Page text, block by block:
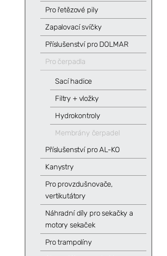
Pro řetězové pily
Zapalovací svíčky
Příslušenství pro DOLMAR
Pro čerpadla
Sací hadice
Filtry + vložky
Hydrokontroly
Membrány čerpadel
Příslušenství pro AL-KO
Kanystry
Pro provzdušnovače,
vertikutátory
Náhradní díly pro sekačky a
motory sekaček
Pro trampolíny